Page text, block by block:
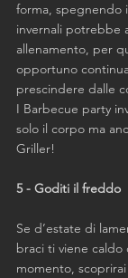
forma, spegnendo
invernali potrebbe
allenamento, per
opportuno
prescindere dalle
I Barbecue party
solo il corpo ma
Griller!
5 - Goditi il freddo
Se d’estate di
braci ti viene caldo
momento,